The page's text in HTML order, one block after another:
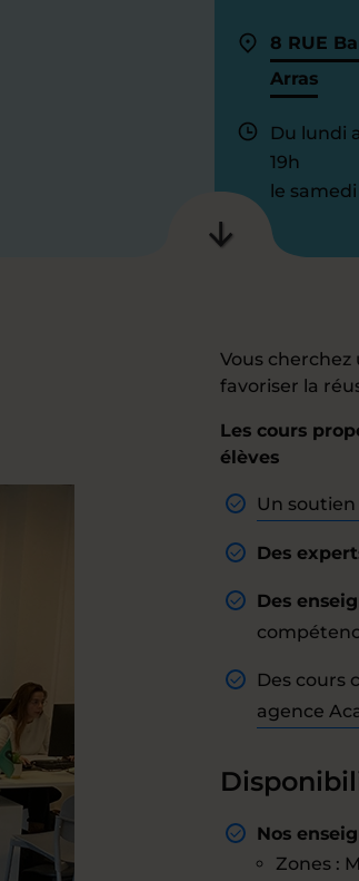
8 RUE
Arras
Du lundi
19h
le samedi
Vous
favoriser la
Les cours
élèves
Un
Des
Des
Des cours
agence
Nos
Zones :